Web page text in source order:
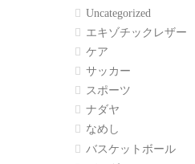
Uncategorized
エキゾチックレザー
ケア
サッカー
スポーツ
ナダヤ
なめし
バスケットボール